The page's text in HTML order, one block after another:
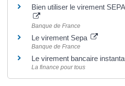
Bien utiliser le virement
Banque de France
Le virement Sepa
Banque de France
Le virement bancaire
La finance pour tous